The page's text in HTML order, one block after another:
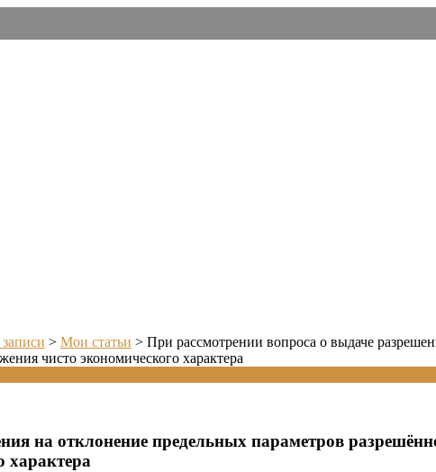
> Мои статьи > При рассмотрении вопроса о выдаче
чисто экономического характера
на отклонение предельных параметров
характера